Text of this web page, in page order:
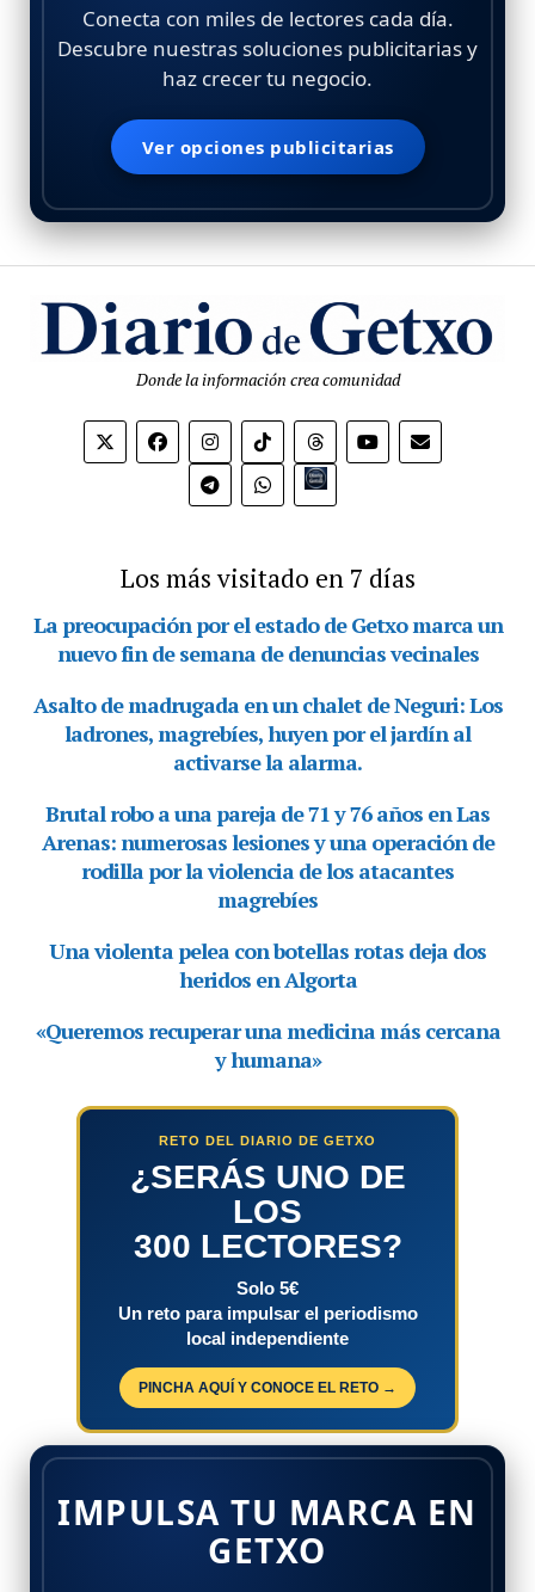
Conecta con miles de lectores cada día.
Descubre nuestras soluciones publicitarias y
haz crecer tu negocio.
Ver opciones publicitarias
Donde la información crea comunidad
Bio.link
Los más visitado en 7 días
RETO DEL DIARIO DE GETXO
¿SERÁS UNO DE
LOS
300 LECTORES?
Solo 5€
Un reto para impulsar el periodismo
local independiente
PINCHA AQUÍ Y CONOCE EL RETO →
IMPULSA TU MARCA EN
GETXO